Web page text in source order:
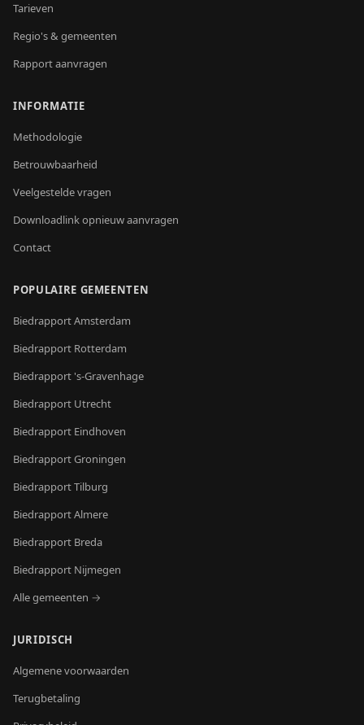
Tarieven
Regio's & gemeenten
Rapport aanvragen
INFORMATIE
Methodologie
Betrouwbaarheid
Veelgestelde vragen
Downloadlink opnieuw aanvragen
Contact
POPULAIRE GEMEENTEN
BiedrapportAmsterdam
Biedrapport Rotterdam
Biedrapport 's-Gravenhage
Biedrapport Utrecht
Biedrapport Eindhoven
BiedrapportGroningen
BiedrapportTilburg
BiedrapportAlmere
Biedrapport Breda
Biedrapport Nijmegen
Alle gemeenten →
JURIDISCH
Algemene voorwaarden
Terugbetaling